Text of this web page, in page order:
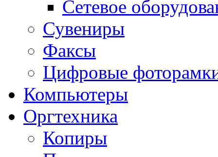
Сетевое
Сувениры
Факсы
Цифровые
Компьютеры
Оргтехника
Копиры